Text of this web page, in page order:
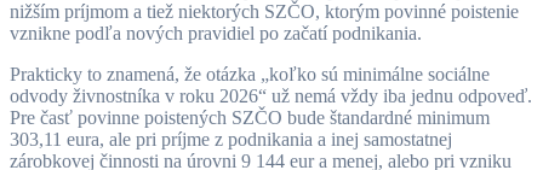
nižším príjmom a tiež niektorých SZČO, ktorým povinné poistenie
vznikne podľa nových pravidiel po začatí podnikania.
Prakticky to znamená, že otázka „koľko sú minimálne sociálne
odvody živnostníka v roku 2026“ už nemá vždy iba jednu odpoveď.
Pre časť povinne poistených SZČO bude štandardné minimum
303,11 eura, ale pri príjme z podnikania a inej samostatnej
zárobkovej činnosti na úrovni 9 144 eur a menej, alebo pri vzniku